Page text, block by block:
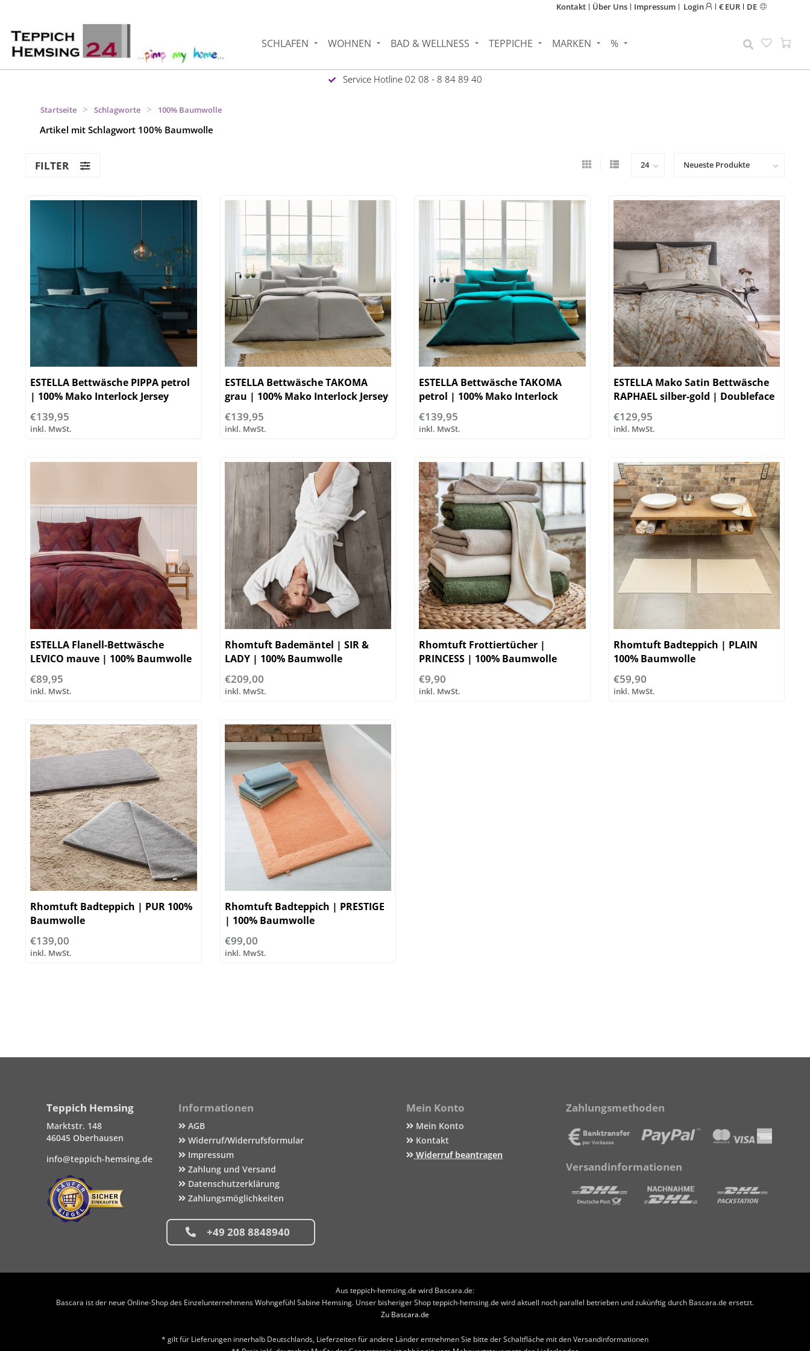
Kontakt Über Uns Impressum Login € EUR DE
SCHLAFEN WOHNEN BAD & WELLNESS TEPPICHE MARKEN %
Service Hotline 02 08 - 8 84 89 40
Startseite > Schlagworte > 100% Baumwolle
Artikel mit Schlagwort 100% Baumwolle
FILTER
ESTELLA Bettwäsche PIPPA petrol
| 100% Mako Interlock Jersey
€139,95
inkl. MwSt.
ESTELLA Bettwäsche TAKOMA
grau | 100% Mako Interlock Jersey
€139,95
inkl. MwSt.
ESTELLA Bettwäsche TAKOMA
petrol | 100% Mako Interlock
Jersey
€139,95
inkl. MwSt.
ESTELLA Mako Satin Bettwäsche
RAPHAEL silber-gold | Doubleface
€129,95
inkl. MwSt.
ESTELLA Flanell-Bettwäsche
LEVICO mauve | 100% Baumwolle
€89,95
inkl. MwSt.
Rhomtuft Bademäntel | SIR &
LADY | 100% Baumwolle
€209,00
inkl. MwSt.
Rhomtuft Frottiertücher |
PRINCESS | 100% Baumwolle
€9,90
inkl. MwSt.
Rhomtuft Badteppich | PLAIN
100% Baumwolle
€59,90
inkl. MwSt.
Rhomtuft Badteppich | PUR 100%
Baumwolle
€139,00
inkl. MwSt.
Rhomtuft Badteppich | PRESTIGE
| 100% Baumwolle
€99,00
inkl. MwSt.
Teppich Hemsing
Marktstr. 148
46045 Oberhausen
info@teppich-hemsing.de
Informationen
AGB
Widerruf/Widerrufsformular
Impressum
Zahlung und Versand
Datenschutzerklärung
Zahlungsmöglichkeiten
+49 208 8848940
Mein Konto
Mein Konto
Kontakt
Widerruf beantragen
Zahlungsmethoden
Versandinformationen
Aus teppich-hemsing.de wird Bascara.de:
Bascara ist der neue Online-Shop des Einzelunternehmens Wohngefühl Sabine Hemsing. Unser bisheriger Shop teppich-hemsing.de wird aktuell noch parallel betrieben und zukünftig durch Bascara.de ersetzt.
Zu Bascara.de
* gilt für Lieferungen innerhalb Deutschlands, Lieferzeiten für andere Länder entnehmen Sie bitte der Schaltfläche mit den Versandinformationen